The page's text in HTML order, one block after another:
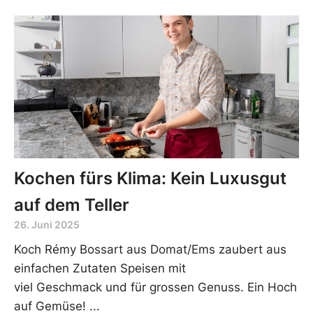
Kochen fürs Klima: Kein Luxusgut
auf dem Teller
26. Juni 2025
Koch Rémy Bossart aus Domat/Ems zaubert aus
einfachen Zutaten Speisen mit
viel Geschmack und für grossen Genuss. Ein Hoch
auf Gemüse!